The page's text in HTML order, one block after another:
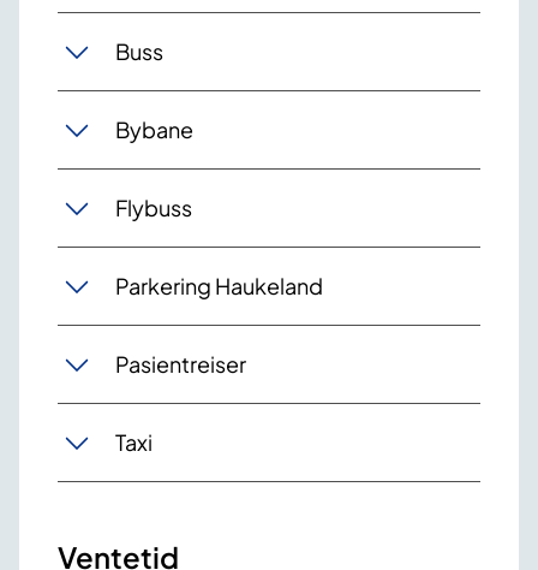
Buss
Bybane
Flybuss
Parkering Haukeland
Pasientreiser
Taxi
Ventetid